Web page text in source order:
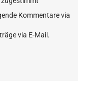
Kommentare via
via E-Mail.